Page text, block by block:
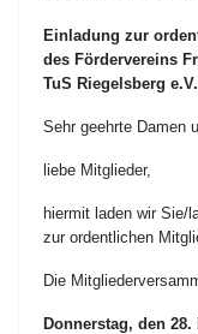
Einladung zur
des Fördervereins
TuS Riegelsberg e.V.
Sehr geehrte Damen
liebe Mitglieder,
hiermit laden wir Sie/
zur ordentlichen
Die
Donnerstag, den 28.